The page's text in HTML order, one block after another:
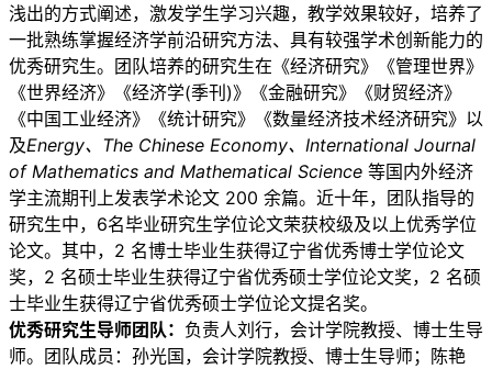
浅出的方式阐述，激发学生学习兴趣，教学效果较好，培养了
一批熟练掌握经济学前沿研究方法、具有较强学术创新能力的
优秀研究生。团队培养的研究生在《经济研究》《管理世界》
《世界经济》《经济学(季刊)》《金融研究》《财贸经济》
《中国工业经济》《统计研究》《数量经济技术经济研究》以
及Energy、The Chinese Economy、International Journal
of Mathematics and Mathematical Science 等国内外经济
学主流期刊上发表学术论文 200 余篇。近十年，团队指导的
研究生中，6名毕业研究生学位论文荣获校级及以上优秀学位
论文。其中，2 名博士毕业生获得辽宁省优秀博士学位论文
奖，2 名硕士毕业生获得辽宁省优秀硕士学位论文奖，2 名硕
士毕业生获得辽宁省优秀硕士学位论文提名奖。
优秀研究生导师团队： 负责人刘行，会计学院教授、博士生导
师。团队成员：孙光国，会计学院教授、博士生导师；陈艳